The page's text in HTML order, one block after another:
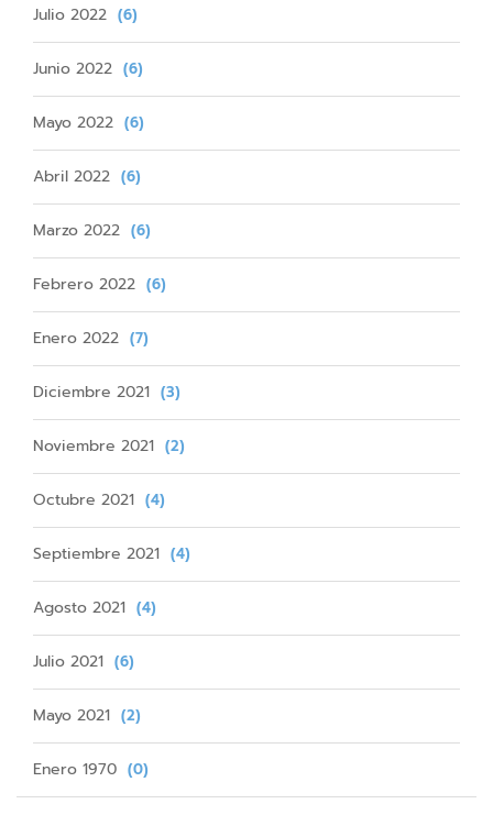
Julio 2022 (6)
Junio 2022 (6)
Mayo 2022 (6)
Abril 2022 (6)
Marzo 2022 (6)
Febrero 2022 (6)
Enero 2022 (7)
Diciembre 2021 (3)
Noviembre 2021 (2)
Octubre 2021 (4)
Septiembre 2021 (4)
Agosto 2021 (4)
Julio 2021 (6)
Mayo 2021 (2)
Enero 1970 (0)